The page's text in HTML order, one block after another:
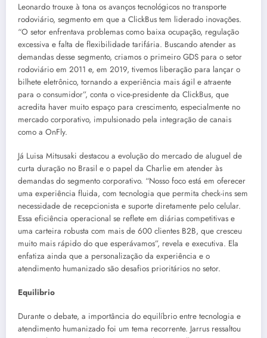
Leonardo trouxe à tona os avanços tecnológicos no transporte
rodoviário, segmento em que a ClickBus tem liderado inovações.
“O setor enfrentava problemas como baixa ocupação, regulação
excessiva e falta de flexibilidade tarifária. Buscando atender as
demandas desse segmento, criamos o primeiro GDS para o setor
rodoviário em 2011 e, em 2019, tivemos liberação para lançar o
bilhete eletrônico, tornando a experiência mais ágil e atraente
para o consumidor”, conta o vice-presidente da ClickBus, que
acredita haver muito espaço para crescimento, especialmente no
mercado corporativo, impulsionado pela integração de canais
como a OnFly.
Já Luisa Mitsusaki destacou a evolução do mercado de aluguel de
curta duração no Brasil e o papel da Charlie em atender às
demandas do segmento corporativo. “Nosso foco está em oferecer
uma experiência fluida, com tecnologia que permita check-ins sem
necessidade de recepcionista e suporte diretamente pelo celular.
Essa eficiência operacional se reflete em diárias competitivas e
uma carteira robusta com mais de 600 clientes B2B, que cresceu
muito mais rápido do que esperávamos”, revela e executiva. Ela
enfatiza ainda que a personalização da experiência e o
atendimento humanizado são desafios prioritários no setor.
Equilibrio
Durante o debate, a importância do equilíbrio entre tecnologia e
atendimento humanizado foi um tema recorrente. Jarrus ressaltou